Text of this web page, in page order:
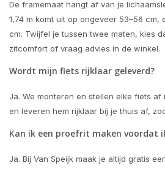
De framemaat hangt af van je
1,74 m komt uit op ongeveer 53–56 cm,
cm. Twijfel je tussen twee maten, kies
zitcomfort of vraag advies in de winkel.
Wordt mijn fiets rijklaar geleverd?
Ja. We monteren en stellen elke fiets
en leveren hem rijklaar bij je thuis af,
Kan ik een proefrit maken voordat
Ja. Bij Van Speijk maak je altijd gratis